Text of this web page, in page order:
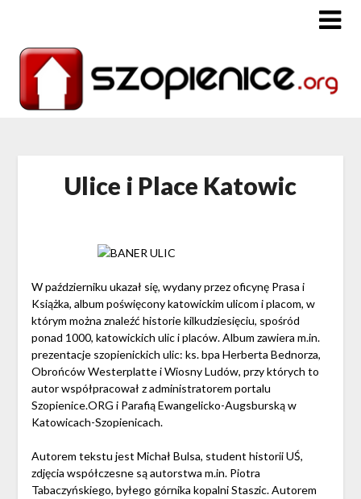
Ulice i Place Katowic
W październiku ukazał się, wydany przez oficynę Prasa i
Książka, album poświęcony katowickim ulicom i placom, w
którym można znaleźć historie kilkudziesięciu, spośród
ponad 1000, katowickich ulic i placów. Album zawiera m.in.
prezentacje szopienickich ulic: ks. bpa Herberta Bednorza,
Obrońców Westerplatte i Wiosny Ludów, przy których to
autor współpracował z administratorem portalu
Szopienice.ORG i Parafią Ewangelicko-Augsburską w
Katowicach-Szopienicach.
Autorem tekstu jest Michał Bulsa, student historii UŚ,
zdjęcia współczesne są autorstwa m.in. Piotra
Tabaczyńskiego, byłego górnika kopalni Staszic. Autorem